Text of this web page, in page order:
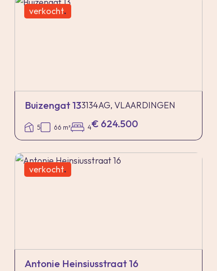
verkocht.
Buizengat 133134AG, VLAARDINGEN
5 66 m² 4€ 624.500
verkocht.
Antonie Heinsiusstraat 16